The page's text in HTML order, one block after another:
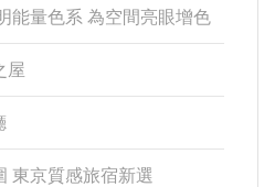
能量色系 為空間亮眼增色
屋
東京質感旅宿新選